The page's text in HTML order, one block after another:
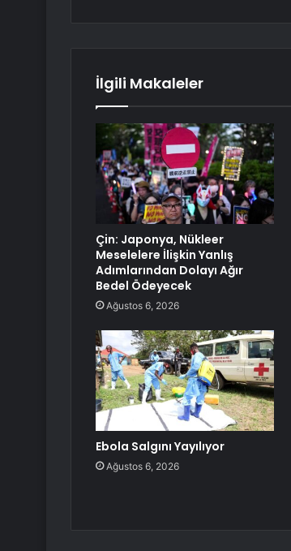
İlgili Makaleler
Çin: Japonya, Nükleer
Meselelere İlişkin Yanlış
Adımlarından Dolayı Ağır
Bedel Ödeyecek
Ağustos 6, 2026
Ebola Salgını Yayılıyor
Ağustos 6, 2026